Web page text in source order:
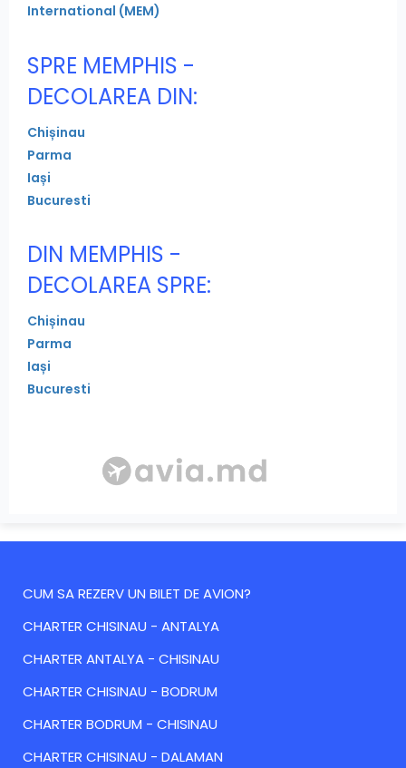
International (MEM)
SPRE MEMPHIS -
DECOLAREA DIN:
Chișinau
Parma
Iași
Bucuresti
DIN MEMPHIS -
DECOLAREA SPRE:
Chișinau
Parma
Iași
Bucuresti
CUM SA REZERV UN BILET DE AVION?
CHARTER CHISINAU - ANTALYA
CHARTER ANTALYA - CHISINAU
CHARTER CHISINAU - BODRUM
CHARTER BODRUM - CHISINAU
CHARTER CHISINAU - DALAMAN